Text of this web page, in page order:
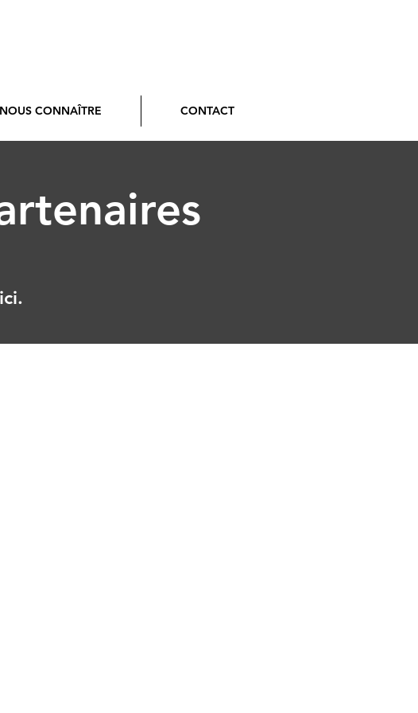
NOUS CONNAÎTRE CONTACT